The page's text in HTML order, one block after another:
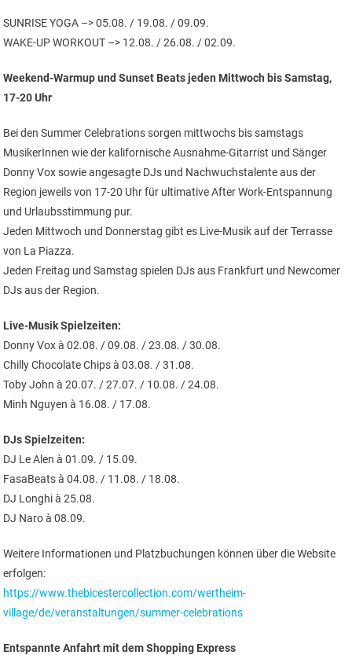
SUNRISE YOGA –> 05.08. / 19.08. / 09.09.
WAKE-UP WORKOUT –> 12.08. / 26.08. / 02.09.
Weekend-Warmup und Sunset Beats jeden Mittwoch bis Samstag,
17-20 Uhr
Bei den Summer Celebrations sorgen mittwochs bis samstags
MusikerInnen wie der kalifornische Ausnahme-Gitarrist und Sänger
Donny Vox sowie angesagte DJs und Nachwuchstalente aus der
Region jeweils von 17-20 Uhr für ultimative After Work-Entspannung
und Urlaubsstimmung pur.
Jeden Mittwoch und Donnerstag gibt es Live-Musik auf der Terrasse
von La Piazza.
Jeden Freitag und Samstag spielen DJs aus Frankfurt und Newcomer
DJs aus der Region.
Live-Musik Spielzeiten:
Donny Vox à 02.08. / 09.08. / 23.08. / 30.08.
Chilly Chocolate Chips à 03.08. / 31.08.
Toby John à 20.07. / 27.07. / 10.08. / 24.08.
Minh Nguyen à 16.08. / 17.08.
DJs Spielzeiten:
DJ Le Alen à 01.09. / 15.09.
FasaBeats à 04.08. / 11.08. / 18.08.
DJ Longhi à 25.08.
DJ Naro à 08.09.
Weitere Informationen und Platzbuchungen können über die Website
erfolgen:
https://www.thebicestercollection.com/wertheim-
village/de/veranstaltungen/summer-celebrations
Entspannte Anfahrt mit dem Shopping Express